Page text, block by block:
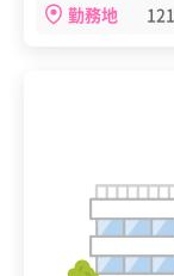
勤務地